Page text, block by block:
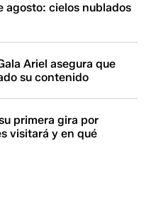
agosto: cielos nublados
Ariel asegura que
su contenido
primera gira por
visitará y en qué